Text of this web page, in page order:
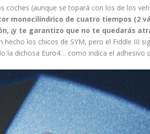
coches (aunque se topará con los de los
monocilíndrico de cuatro tiempos (2
¡y te garantizo que no te quedarás
hecho los chicos de SYM, pero el Fiddle III
la dichosa Euro4… como indica el adhesivo